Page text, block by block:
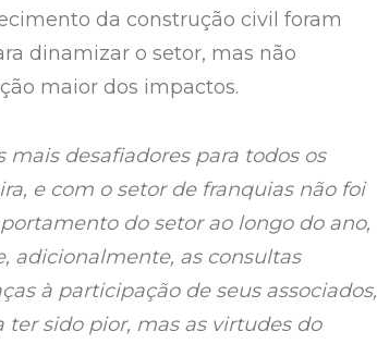
da construção civil foram
dinamizar o setor, mas não
maior dos impactos.
mais desafiadores para todos os
e com o setor de franquias não foi
do setor ao longo do ano,
adicionalmente, as consultas
à participação de seus associados,
sido pior, mas as virtudes do